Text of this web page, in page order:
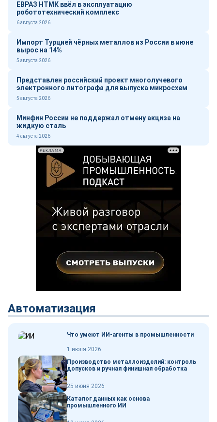
ЕВРАЗ НТМК ввёл в эксплуатацию
робототехнический комплекс
6 августа 2026
Импорт Турцией чёрных металлов из России в июне
вырос на 14%
5 августа 2026
Представлен российский проект многолучевого
электронного литографа для выпуска микросхем
5 августа 2026
Минфин России не поддержал отмену акциза на
жидкую сталь
4 августа 2026
РЕКЛАМА
Автоматизация
Что умеют ИИ-агенты в промышленности
1 июля 2026
Производство металлоизделий: контроль
допусков и ручная финишная обработка
25 июня 2026
Каталог данных как основа
промышленного ИИ